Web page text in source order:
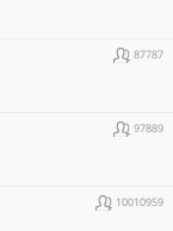
87787
97889
10010959